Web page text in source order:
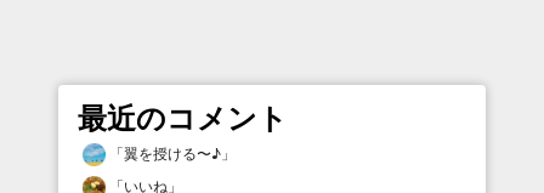
最近のコメント
「翼を授ける〜♪ 」
「いいね 」